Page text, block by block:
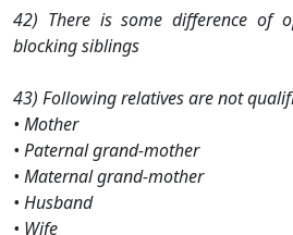
42) There is some difference of
blocking siblings
43) Following relatives are not
• Mother
• Paternal grand-mother
• Maternal grand-mother
• Husband
• Wife